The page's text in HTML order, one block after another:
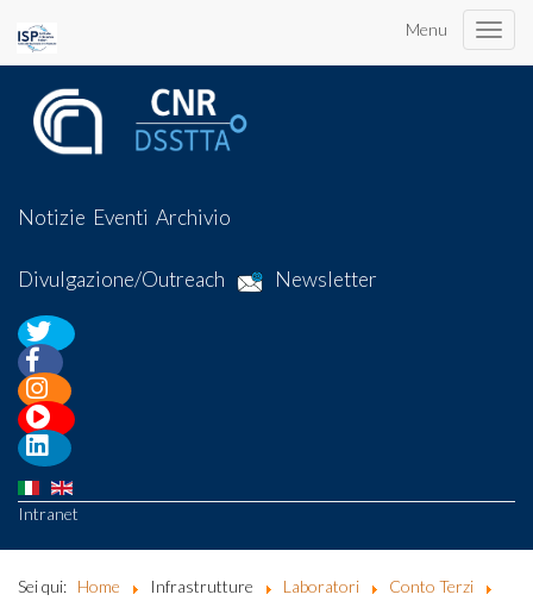
Menu
Toggle
Notizie Eventi Archivio
Divulgazione/Outreach Newsletter
Intranet
Sei qui: Home Infrastrutture Laboratori
Conto Terzi